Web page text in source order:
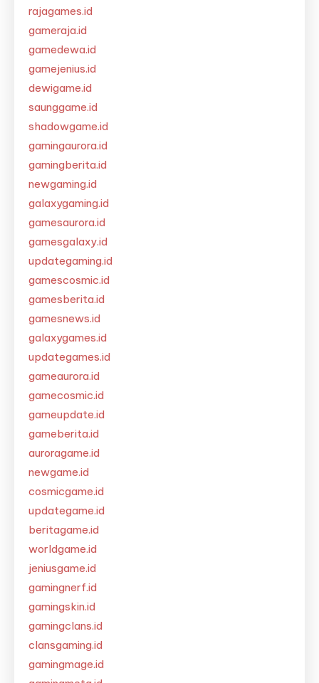
rajagames.id
gameraja.id
gamedewa.id
gamejenius.id
dewigame.id
saunggame.id
shadowgame.id
gamingaurora.id
gamingberita.id
newgaming.id
galaxygaming.id
gamesaurora.id
gamesgalaxy.id
updategaming.id
gamescosmic.id
gamesberita.id
gamesnews.id
galaxygames.id
updategames.id
gameaurora.id
gamecosmic.id
gameupdate.id
gameberita.id
auroragame.id
newgame.id
cosmicgame.id
updategame.id
beritagame.id
worldgame.id
jeniusgame.id
gamingnerf.id
gamingskin.id
gamingclans.id
clansgaming.id
gamingmage.id